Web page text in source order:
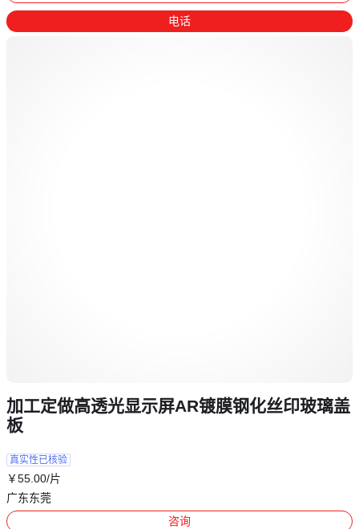
电话
加工定做高透光显示屏AR镀膜钢化丝印玻璃盖
板
真实性已核验
￥55 .00/片
广东东莞
咨询